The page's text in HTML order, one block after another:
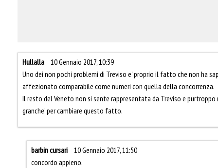
Hullalla
10 Gennaio 2017, 10:39
Uno dei non pochi problemi di Treviso e’ proprio il fatto che non ha
affezionato comparabile come numeri con quella della concorrenza.
Il resto del Veneto non si sente rappresentata da Treviso e
granche’ per cambiare questo fatto.
barbin cursari
10 Gennaio 2017, 11:50
concordo appieno.